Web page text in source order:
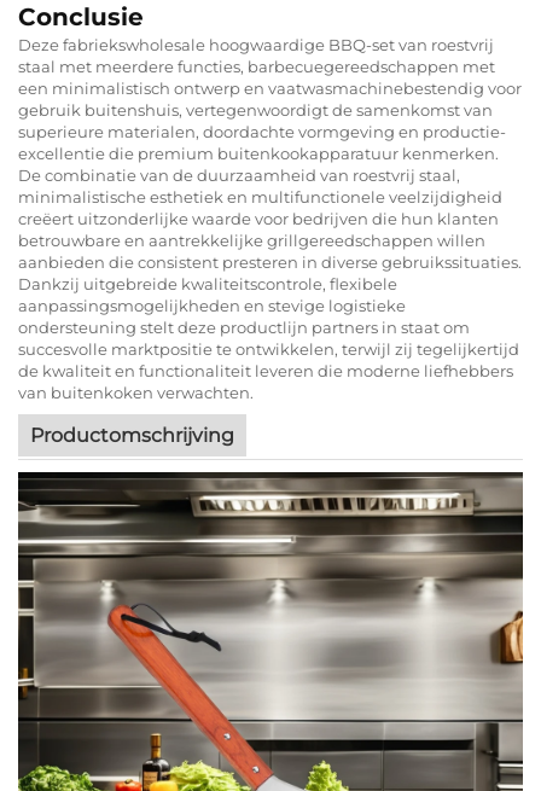
Conclusie
Deze fabriekswholesale hoogwaardige BBQ-set van roestvrij
staal met meerdere functies, barbecuegereedschappen met
een minimalistisch ontwerp en vaatwasmachinebestendig voor
gebruik buitenshuis, vertegenwoordigt de samenkomst van
superieure materialen, doordachte vormgeving en productie-
excellentie die premium buitenkookapparatuur kenmerken.
De combinatie van de duurzaamheid van roestvrij staal,
minimalistische esthetiek en multifunctionele veelzijdigheid
creëert uitzonderlijke waarde voor bedrijven die hun klanten
betrouwbare en aantrekkelijke grillgereedschappen willen
aanbieden die consistent presteren in diverse gebruikssituaties.
Dankzij uitgebreide kwaliteitscontrole, flexibele
aanpassingsmogelijkheden en stevige logistieke
ondersteuning stelt deze productlijn partners in staat om
succesvolle marktpositie te ontwikkelen, terwijl zij tegelijkertijd
de kwaliteit en functionaliteit leveren die moderne liefhebbers
van buitenkoken verwachten.
Productomschrijving